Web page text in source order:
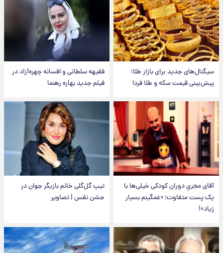
سیگنال‌های جدید برای بازار طلا؛
پیش‌بینی قیمت سکه و طلا فردا
فقیهه سلطانی و افسانه چهره‌آزاد در
فیلم جدید بهاره رهنما
آقای مجریِ دوران کودکی خیلی‌ها با
یک پست متفاوت؛ «غمگینم بسیار
زیاد»!
تیپ گل‌گلی خانم بازیگر جوان در
جشن نفس | تصاویر